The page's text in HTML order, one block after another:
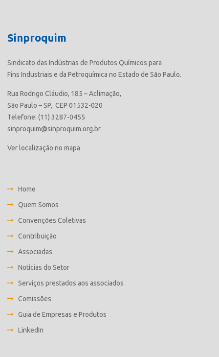
Sinproquim
Sindicato das Indústrias de Produtos Químicos para
Fins Industriais e da Petroquímica no Estado de São Paulo.
Rua Rodrigo Cláudio, 185 – Aclimação,
São Paulo – SP, CEP 01532-020
Telefone: (11) 3287-0455
sinproquim@sinproquim.org.br
Ver localização no mapa
Home
Quem Somos
Convenções Coletivas
Contribuição
Associadas
Notícias do Setor
Serviços prestados aos associados
Comissões
Guia de Empresas e Produtos
LinkedIn